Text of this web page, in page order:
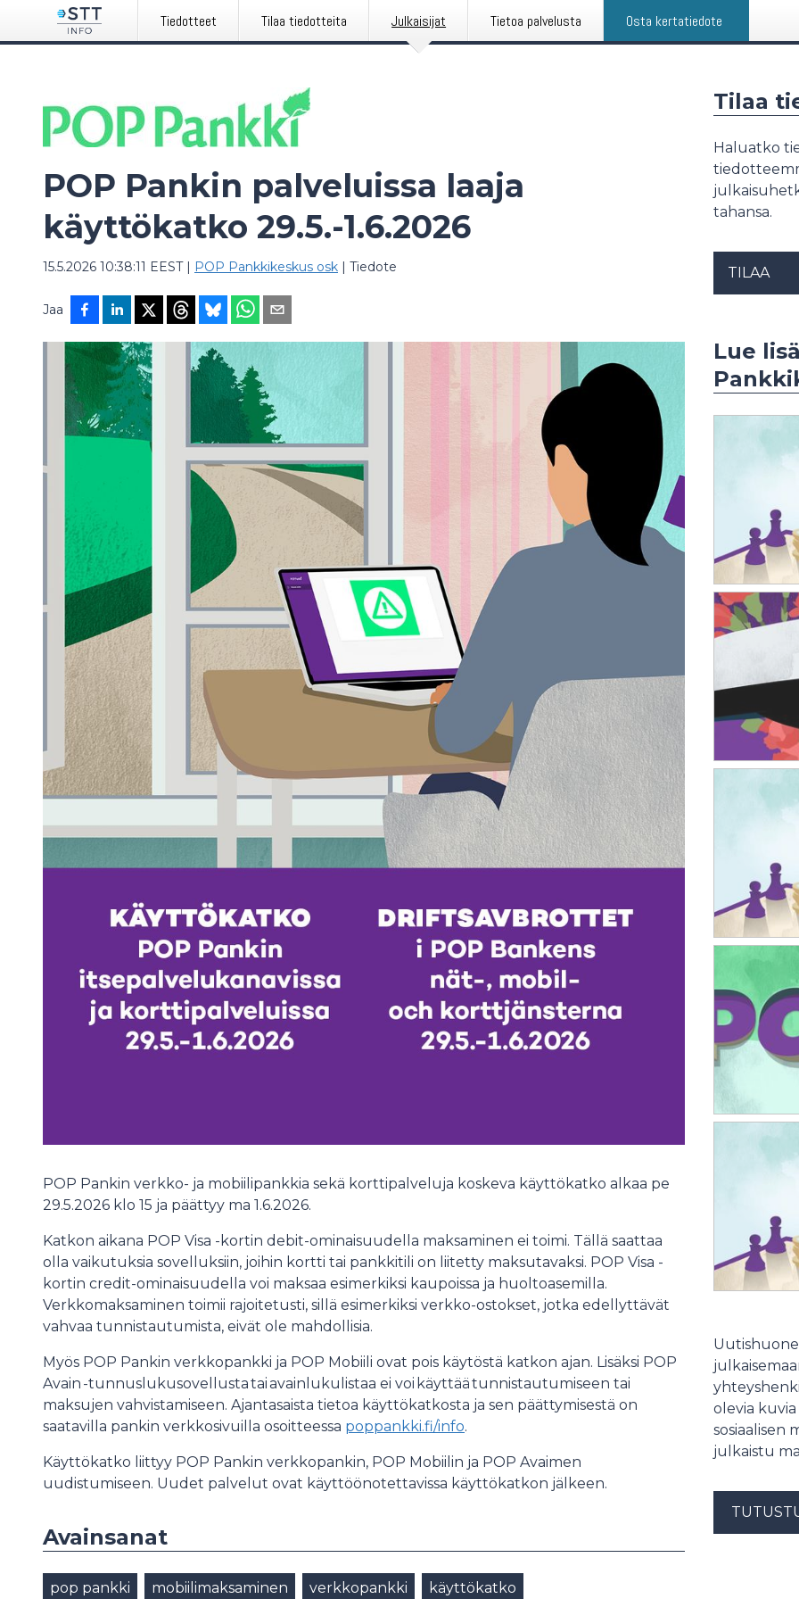
Tiedotteet Tilaa tiedotteita Julkaisijat Tietoa palvelusta Osta kertatiedote
POP Pankin palveluissa laaja
käyttökatko 29.5.-1.6.2026
15.5.2026 10:38:11 EEST| POP Pankkikeskus osk | Tiedote
Jaa
POP Pankin verkko- ja mobiilipankkia sekä korttipalveluja koskeva käyttökatko alkaa pe
29.5.2026 klo 15 ja päättyy ma 1.6.2026.
Katkon aikana POP Visa -kortin debit-ominaisuudella maksaminen ei toimi. Tällä saattaa
olla vaikutuksia sovelluksiin, joihin kortti tai pankkitili on liitetty maksutavaksi. POP Visa -
kortin credit-ominaisuudella voi maksaa esimerkiksi kaupoissa ja huoltoasemilla.
Verkkomaksaminen toimii rajoitetusti, sillä esimerkiksi verkko-ostokset, jotka edellyttävät
vahvaa tunnistautumista, eivät ole mahdollisia.
Myös POP Pankin verkkopankki ja POP Mobiili ovat pois käytöstä katkon ajan. Lisäksi POP
Avain -tunnuslukusovellusta tai avainlukulistaa ei voi käyttää tunnistautumiseen tai
maksujen vahvistamiseen. Ajantasaista tietoa käyttökatkosta ja sen päättymisestä on
saatavilla pankin verkkosivuilla osoitteessa poppankki.fi/info.
Käyttökatko liittyy POP Pankin verkkopankin, POP Mobiilin ja POP Avaimen
uudistumiseen. Uudet palvelut ovat käyttöönotettavissa käyttökatkon jälkeen.
Avainsanat
pop pankki mobiilimaksaminen verkkopankki käyttökatko
Tilaa
Haluatko
tahansa.
TILAA
Lue
olevia
sosiaalisen
julkaistu